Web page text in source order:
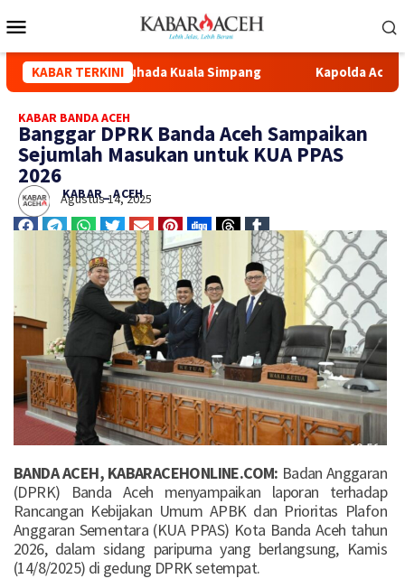
KABAR TERKINI
Masjid Syuhada Kuala Simpang Kapolda Aceh Hadiri
KABAR BANDA ACEH
Banggar DPRK Banda Aceh Sampaikan
Sejumlah Masukan untuk KUA PPAS
2026
KABAR_ ACEH
Agustus 14, 2025
BANDA ACEH, KABARACEHONLINE.COM: Badan Anggaran
(DPRK) Banda Aceh menyampaikan laporan terhadap
Rancangan Kebijakan Umum APBK dan Prioritas Plafon
Anggaran Sementara (KUA PPAS) Kota Banda Aceh tahun
2026, dalam sidang paripurna yang berlangsung, Kamis
(14/8/2025) di gedung DPRK setempat.